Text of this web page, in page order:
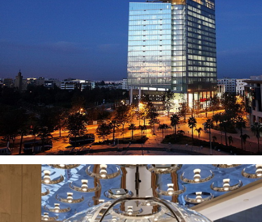
VISUALIZZA